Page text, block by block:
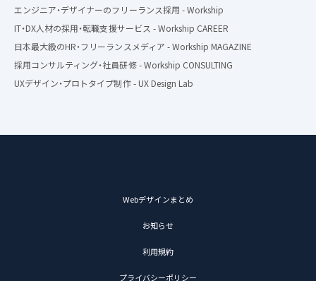
エンジニア・デザイナーのフリーランス採用 - Workship
IT・DX人材の採用・転職支援サービス - Workship CAREER
日本最大級のHR・フリーランスメディア - Workship MAGAZINE
採用コンサルティング・社員研修 - Workship CONSULTING
UXデザイン・プロトタイプ制作 - UX Design Lab
Webデザインまとめ
お知らせ
利用規約
プライバシーポリシー